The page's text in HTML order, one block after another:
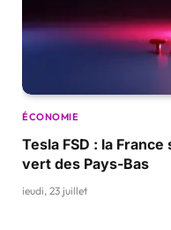
ÉCONOMIE
Tesla FSD : la France
vert des Pays-Bas
jeudi, 23 juillet